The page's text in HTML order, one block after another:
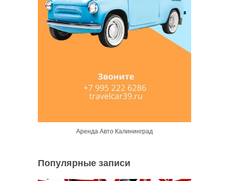
Аренда Авто Калининград
Популярные записи